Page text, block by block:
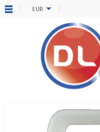
EUR